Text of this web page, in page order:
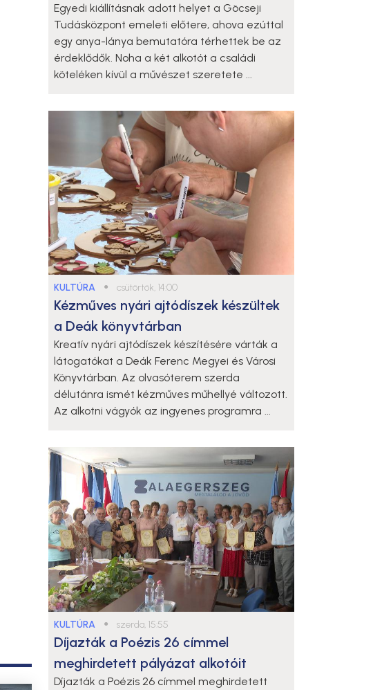
Egyedi kiállításnak adott helyet a Göcseji
Tudásközpont emeleti előtere, ahova ezúttal
egy anya-lánya bemutatóra térhettek be az
érdeklődők. Noha a két alkotót a családi
köteléken kívül a művészet szeretete ...
KULTÚRA ● csütörtök, 14:00
Kézműves nyári ajtódíszek készültek
a Deák könyvtárban
Kreatív nyári ajtódíszek készítésére várták a
látogatókat a Deák Ferenc Megyei és Városi
Könyvtárban. Az olvasóterem szerda
délutánra ismét kézműves műhellyé változott.
Az alkotni vágyók az ingyenes programra ...
KULTÚRA ● szerda, 15:55
Díjazták a Poézis 26 címmel
meghirdetett pályázat alkotóit
Díjazták a Poézis 26 címmel meghirdetett